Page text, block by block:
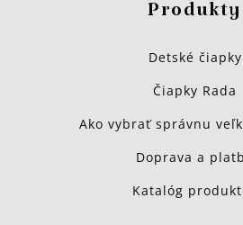
Produkty
Detské čiapky
Čiapky Rada
Ako vybrať správnu
Doprava a
Katalóg